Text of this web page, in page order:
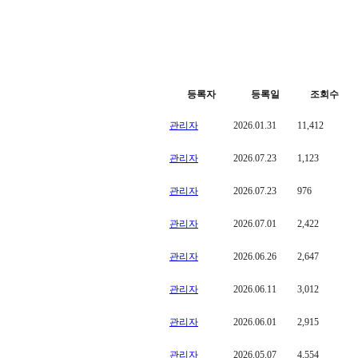
등록자 등록일 조회수
관리자 2026.01.31 11,412
관리자 2026.07.23 1,123
관리자 2026.07.23 976
관리자 2026.07.01 2,422
관리자 2026.06.26 2,647
관리자 2026.06.11 3,012
관리자 2026.06.01 2,915
관리자 2026.05.07 4,554